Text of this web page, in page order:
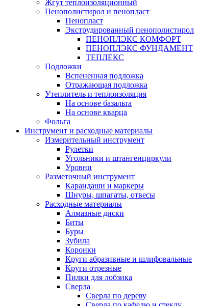
Жгут теплоизоляционный
Пенополистирол и пенопласт
Пенопласт
Экструдированный пенополистирол
ПЕНОПЛЭКС КОМФОРТ
ПЕНОПЛЭКС ФУНДАМЕНТ
ТЕПЛЕКС
Подложки
Вспененная подложка
Отражающая подложка
Утеплитель и теплоизоляция
На основе базальта
На основе кварца
Фольга
Инструмент и расходные материалы
Измерительный инструмент
Рулетки
Угольники и штангенциркули
Уровни
Разметочный инструмент
Карандаши и маркеры
Шнуры, шпагаты, отвесы
Расходные материалы
Алмазные диски
Биты
Буры
Зубила
Коронки
Круги абразивные и шлифовальные
Круги отрезные
Пилки для лобзика
Сверла
Сверла по дереву